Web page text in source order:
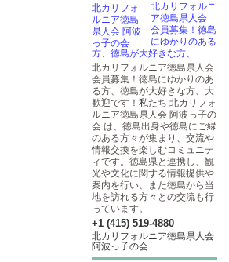
北カリフォルニ
ア徳島県人会
会員募集！徳島
にゆかりのある
方、徳島が大好きな方、...
北カリフォルニア徳島県人会
会員募集！徳島にゆかりのあ
る方、徳島が大好きな方、大
歓迎です！私たち 北カリフォ
ルニア徳島県人会 阿波っ子の
会 は、徳島出身や徳島にご縁
のある方々が集まり、交流や
情報交換を楽しむコミュニテ
ィです。徳島県と連携し、観
光や文化に関する情報提供や
案内を行い、また徳島から当
地を訪れる方々との交流も行
っています。
+1 (415) 519-4880
北カリフォルニア徳島県人会
阿波っ子の会